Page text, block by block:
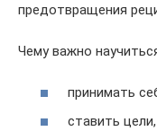
предотвращения
Чему важно
принимать
ставить